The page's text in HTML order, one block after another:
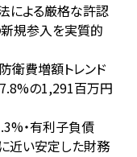
による厳格な許認
規参入を実質的
衛費増額トレンド
の1,291百万円
・有利子負債
近い安定した財務